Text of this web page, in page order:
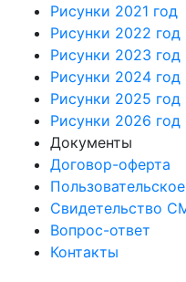
Рисунки 2021 год
Рисунки 2022 год
Рисунки 2023 год
Рисунки 2024 год
Рисунки 2025 год
Рисунки 2026 год
Документы
Договор-оферта
Свидетельство
Вопрос-ответ
Контакты